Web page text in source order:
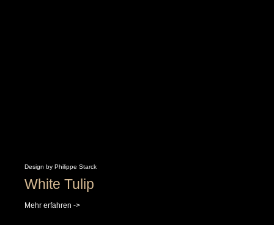
Design by Philippe Starck
White Tulip
Mehr erfahren ->